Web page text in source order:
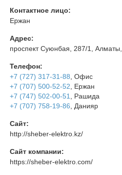
Контактное лицо:
Ержан
Адрес:
проспект Суюнбая, 287/1, Алматы,
Телефон:
+7 (727) 317-31-88 , Офис
+7 (707) 500-52-52 , Ержан
+7 (747) 502-00-51
, Рашида
+7 (707) 758-19-86 , Данияр
Сайт:
http://sheber-elektro.kz/
Сайт компании:
https://sheber-elektro.com/